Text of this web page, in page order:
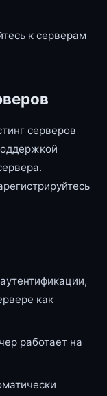
к серверам
серверов
как
работает на